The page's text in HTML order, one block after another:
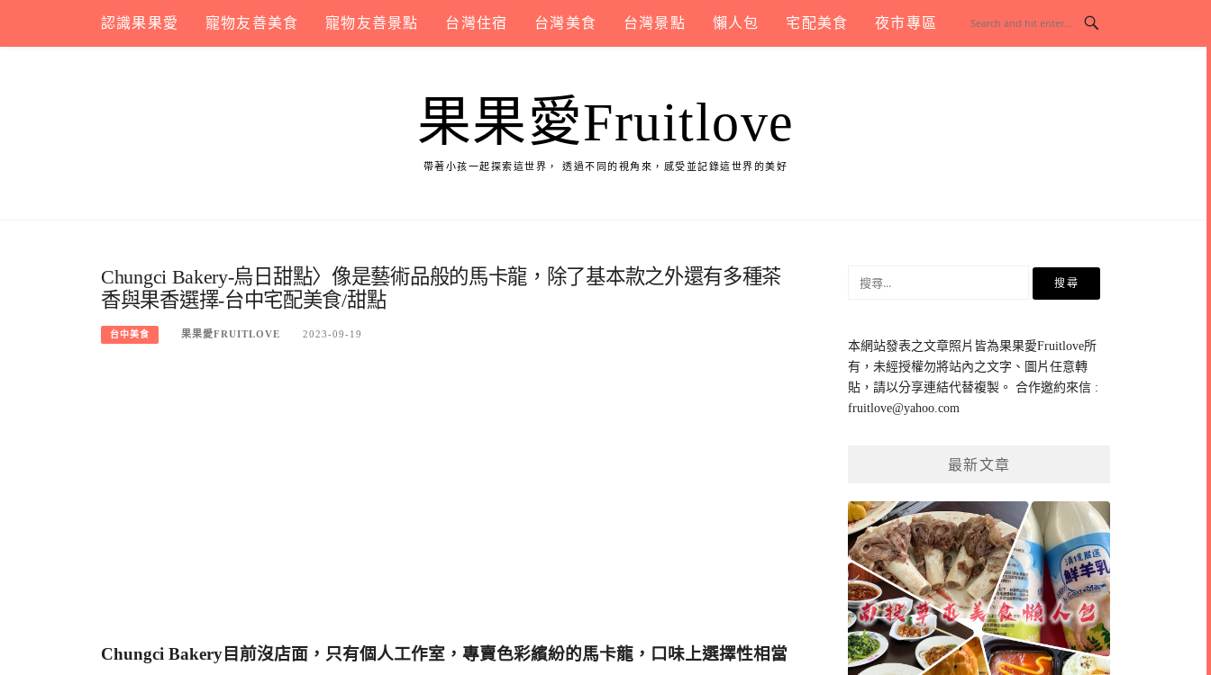
content
認識果果愛 寵物友善美食 寵物友善景點 台灣住宿 台灣美食 台灣景點 懶人包 宅配美食 夜市專區
果果愛Fruitlove
帶著小孩一起探索這世界， 透過不同的視角來，感受並記錄這世界的美好
Chungci Bakery-烏日甜點〉像是藝術品般的馬卡龍，除了基本款之外還有多種茶
香與果香選擇-台中宅配美食/甜點
台中美食 果果愛FRUITLOVE 2023-09-19
Chungci Bakery目前沒店面，只有個人工作室，專賣色彩繽紛的馬卡龍，口味上選擇性相當
鍵
字:
本網站發表之文章照片皆為果果愛Fruitlove所
有，未經授權勿將站內之文字、圖片任意轉
貼，請以分享連結代替複製。 合作邀約來信 :
fruitlove@yahoo.com
最新文章